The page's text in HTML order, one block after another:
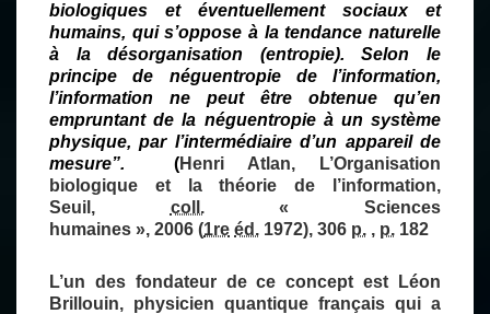
biologiques et éventuellement sociaux et
humains, qui s’oppose à la tendance naturelle
à la désorganisation (entropie). Selon le
principe de néguentropie de l’information,
l’information ne peut être obtenue qu’en
empruntant de la néguentropie à un système
physique, par l’intermédiaire d’un appareil de
mesure”. (Henri Atlan,
L’Organisation
biologique et la théorie de l’information,
Seuil, coll.« Sciences
humaines », 2006 (1re éd. 1972), 306 p. , p. 182
L’un des fondateur de ce concept est Léon
Brillouin, physicien quantique français qui a